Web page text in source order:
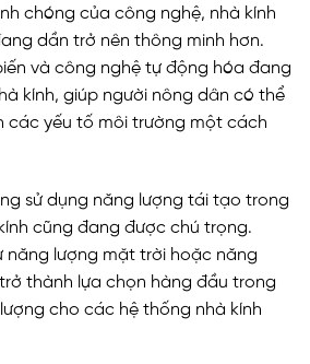
chóng của công nghệ, nhà kính
dần trở nên thông minh hơn.
và công nghệ tự động hóa đang
kính, giúp người nông dân có thể
các yếu tố môi trường một cách
sử dụng năng lượng tái tạo trong
cũng đang được chú trọng.
năng lượng mặt trời hoặc năng
thành lựa chọn hàng đầu trong
cho các hệ thống nhà kính